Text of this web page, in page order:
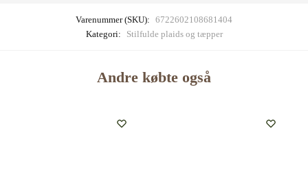
Varenummer (SKU): 6722602108681404
Kategori:
Stilfulde plaids og tæpper
Andre købte også